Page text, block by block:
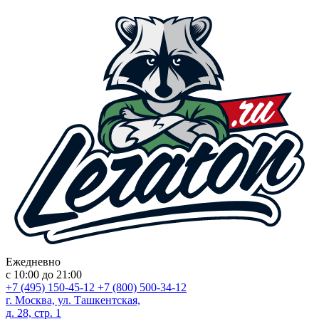
Ежедневно
с 10:00 до 21:00
+7 (495) 150-45-12 +7 (800) 500-34-12
г. Москва, ул. Ташкентская,
д. 28, стр. 1